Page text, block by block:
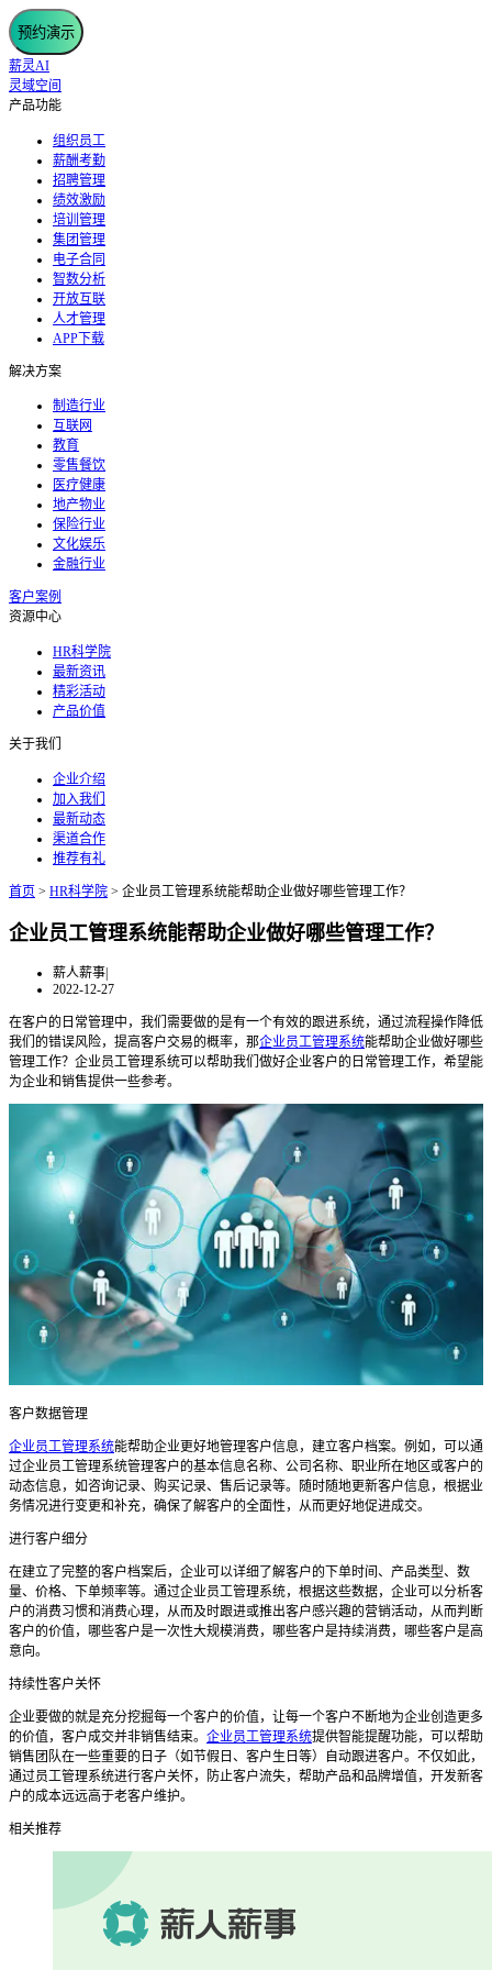
预约演示
薪灵AI
灵域空间
产品功能
组织员工
薪酬考勤
招聘管理
绩效激励
培训管理
集团管理
电子合同
智数分析
开放互联
人才管理
APP下载
解决方案
制造行业
互联网
教育
零售餐饮
医疗健康
地产物业
保险行业
文化娱乐
金融行业
客户案例
资源中心
HR科学院
最新资讯
精彩活动
产品价值
关于我们
企业介绍
加入我们
最新动态
渠道合作
推荐有礼
首页 > HR科学院 > 企业员工管理系统能帮助企业做好哪些管理工作？
企业员工管理系统能帮助企业做好哪些管理工作？
薪人薪事|
2022-12-27
在客户的日常管理中，我们需要做的是有一个有效的跟进系统，通过流程操作降低
我们的错误风险，提高客户交易的概率，那企业员工管理系统能帮助企业做好哪些
管理工作？企业员工管理系统可以帮助我们做好企业客户的日常管理工作，希望能
为企业和销售提供一些参考。
客户数据管理
企业员工管理系统能帮助企业更好地管理客户信息，建立客户档案。例如，可以通
过企业员工管理系统管理客户的基本信息名称、公司名称、职业所在地区或客户的
动态信息，如咨询记录、购买记录、售后记录等。随时随地更新客户信息，根据业
务情况进行变更和补充，确保了解客户的全面性，从而更好地促进成交。
进行客户细分
在建立了完整的客户档案后，企业可以详细了解客户的下单时间、产品类型、数
量、价格、下单频率等。通过企业员工管理系统，根据这些数据，企业可以分析客
户的消费习惯和消费心理，从而及时跟进或推出客户感兴趣的营销活动，从而判断
客户的价值，哪些客户是一次性大规模消费，哪些客户是持续消费，哪些客户是高
意向。
持续性客户关怀
企业要做的就是充分挖掘每一个客户的价值，让每一个客户不断地为企业创造更多
的价值，客户成交并非销售结束。 企业员工管理系统提供智能提醒功能，可以帮助
销售团队在一些重要的日子（如节假日、客户生日等）自动跟进客户。不仅如此，
通过员工管理系统进行客户关怀，防止客户流失，帮助产品和品牌增值，开发新客
户的成本远远高于老客户维护。
相关推荐